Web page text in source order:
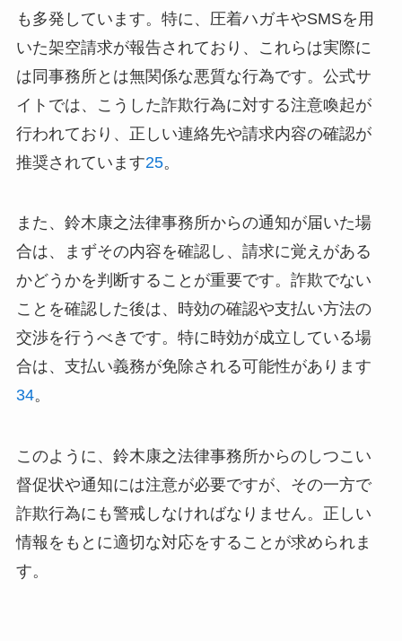
も多発しています。特に、圧着ハガキやSMSを用
いた架空請求が報告されており、これらは実際に
は同事務所とは無関係な悪質な行為です。公式サ
イトでは、こうした詐欺行為に対する注意喚起が
行われており、正しい連絡先や請求内容の確認が
推奨されています25。
また、鈴木康之法律事務所からの通知が届いた場
合は、まずその内容を確認し、請求に覚えがある
かどうかを判断することが重要です。詐欺でない
ことを確認した後は、時効の確認や支払い方法の
交渉を行うべきです。特に時効が成立している場
合は、支払い義務が免除される可能性があります
34。
このように、鈴木康之法律事務所からのしつこい
督促状や通知には注意が必要ですが、その一方で
詐欺行為にも警戒しなければなりません。正しい
情報をもとに適切な対応をすることが求められま
す。